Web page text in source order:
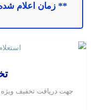
** زمان اعلام
جهت دریافت تخفیف ویژه